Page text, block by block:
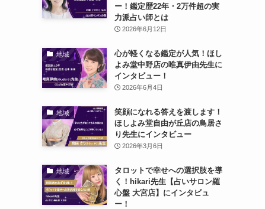
ー！鑑定歴22年・2万件超の実
力派占い師とは
2026年6月12日
地域
心が軽くなる鑑定が人気！ほし
よみ堂中野店の唯真伊由先生に
インタビュー！
2026年6月4日
地域
笑顔になれる答えを渡します！
ほしよみ堂自由が丘店の鳥居さ
り先生にインタビュー
2026年3月6日
地域
タロットで幸せへの選択肢を導
く！hikari先生【占いサロン羅
心盤 大宮店】にインタビュ
ー！